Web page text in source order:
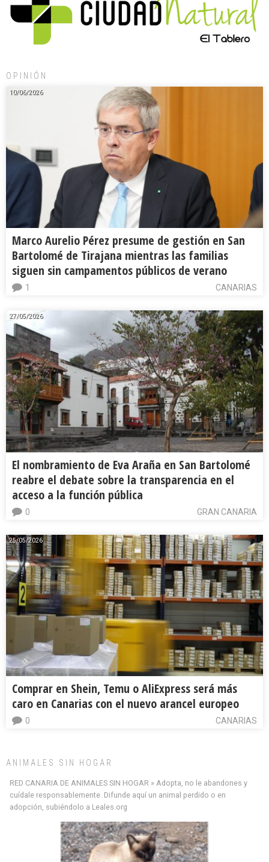
OPINIÓN
10/06/2026
Marco Aurelio Pérez presume de gestión en San
Bartolomé de Tirajana mientras las familias
siguen sin campamentos públicos de verano
CANARIAS
1
27/05/2026
El nombramiento de Eva Araña en San Bartolomé
reabre el debate sobre la transparencia en el
acceso a la función pública
GRAN CANARIA
0
25/05/2026
Comprar en Shein, Temu o AliExpress será más
caro en Canarias con el nuevo arancel europeo
CANARIAS
0
ANIMALES SIN HOGAR
RED CANARIA DE ANIMALES SIN HOGAR » Adopta, no le abandones y
cuídale responsablemente. Difunde aquí un animal perdido o en
adopción, subiéndolo a Leales.org